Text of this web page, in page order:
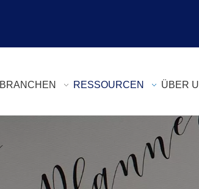
BRANCHEN RESSOURCEN ÜBER